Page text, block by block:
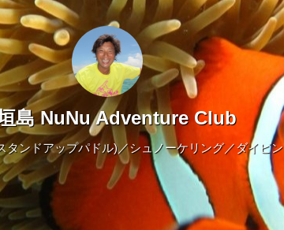
島 NuNu Adventure Club
タンドアップパドル)／シュノーケリング／ダイビ